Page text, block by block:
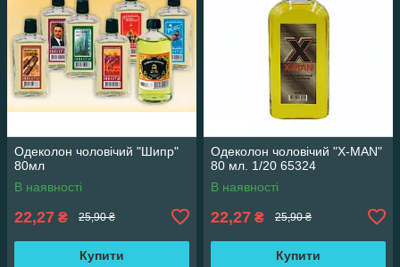
Одеколон чоловічий "Шипр"
80мл
В наявності
22,27 ₴ 25,90 ₴
Купити
Одеколон чоловічий "Х-MAN"
80 мл. 1/20 65324
В наявності
22,27 ₴ 25,90 ₴
Купити